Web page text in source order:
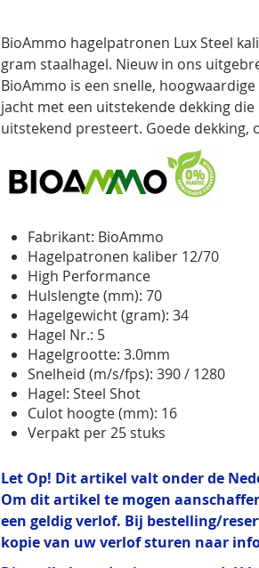
BioAmmo hagelpatronen Lux Steel
gram staalhagel. Nieuw in ons
BioAmmo is een snelle,
jacht met een uitstekende dekking
uitstekend presteert. Goede dekking,
Fabrikant: BioAmmo
Hagelpatronen kaliber 12/70
High Performance
Hulslengte (mm): 70
Hagelgewicht (gram): 34
Hagel Nr.: 5
Hagelgrootte: 3.0mm
Snelheid (m/s/fps): 390 / 1280
Hagel: Steel Shot
Culot hoogte (mm): 16
Verpakt per 25 stuks
Let Op! Dit artikel valt onder de
Om dit artikel te mogen
een geldig verlof. Bij bestelling/
kopie van uw verlof sturen naar